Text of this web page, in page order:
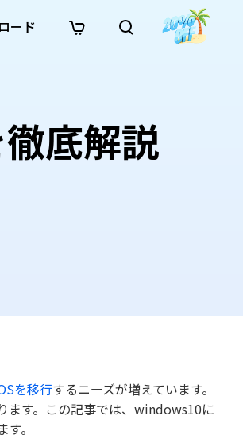
復元
· ゴミ箱復元
元
· エクセル復元
· 動画復元
マ風AI画像プロンプト
実写化プロンプト
ーン
· 重複検索（Mac）
· ディスク容量を解放
· Macストレージを整理
ード
底解説
を移行するニーズが増えています。
ます。この記事では、windows10に
。